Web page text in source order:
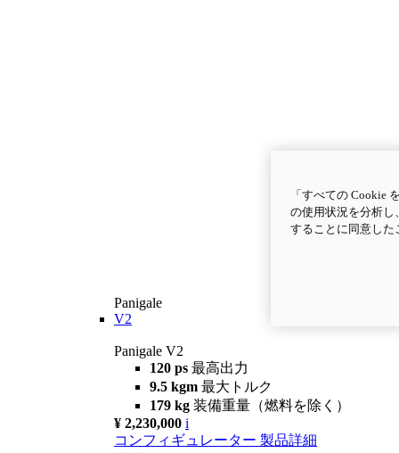
Panigale
V2
Panigale V2
120 ps 最高出力
9.5 kgm 最大トルク
179 kg 装備重量（燃料を除く）
¥ 2,230,000 i
コンフィギュレーター 製品詳細
「すべての Cookie
の使用状況を分析し
することに同意し